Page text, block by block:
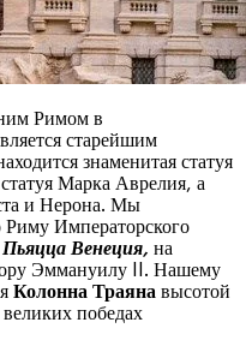
Римом в
старейшим
знаменитая статуя
Марка Аврелия, а
и Нерона. Мы
Императорского
Пьяцца Венеция, на
Эммануилу II. Нашему
Колонна Траяна высотой
победах